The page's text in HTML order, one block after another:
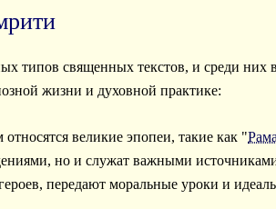
типов священных текстов, и среди них
жизни и духовной практике:
великие эпопеи, такие как "
но и служат важными
передают моральные уроки и